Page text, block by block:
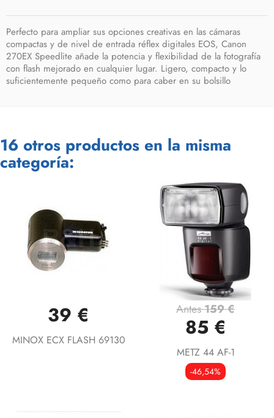
Perfecto para ampliar sus opciones creativas en las cámaras
compactas y de nivel de entrada réflex digitales EOS, Canon
270EX Speedlite añade la potencia y flexibilidad de la fotografía
con flash mejorado en cualquier lugar. Ligero, compacto y lo
suficientemente pequeño como para caber en su bolsillo
16 otros productos en la misma
categoría:
39 €
MINOX ECX FLASH 69130
Antes159 €
85 €
METZ 44 AF-1
-46,54%